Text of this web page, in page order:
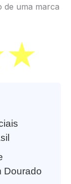
de uma marca
Dourado